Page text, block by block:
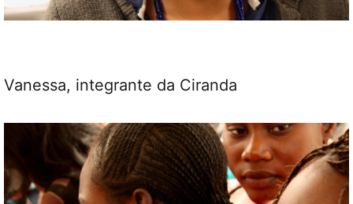
Vanessa, integrante da Ciranda